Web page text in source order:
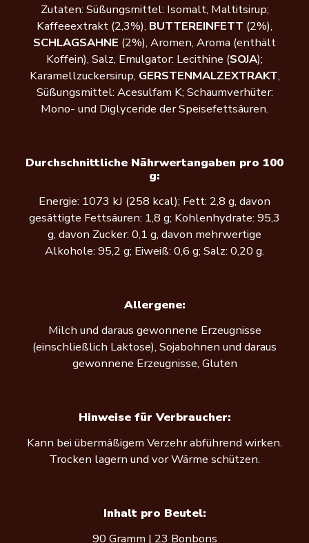
Zutaten: Süßungsmittel: Isomalt, Maltitsirup;
Kaffeeextrakt (2,3%), BUTTEREINFETT (2%),
SCHLAGSAHNE (2%), Aromen, Aroma (enthält
Koffein), Salz, Emulgator: Lecithine (SOJA);
Karamellzuckersirup, GERSTENMALZEXTRAKT,
Süßungsmittel: Acesulfam K; Schaumverhüter:
Mono- und Diglyceride der Speisefettsäuren.
Durchschnittliche Nährwertangaben pro 100
g:
Energie: 1073 kJ (258 kcal); Fett: 2,8 g, davon
gesättigte Fettsäuren: 1,8 g; Kohlenhydrate: 95,3
g, davon Zucker: 0,1 g, davon mehrwertige
Alkohole: 95,2 g; Eiweiß: 0,6 g; Salz: 0,20 g.
Allergene:
Milch und daraus gewonnene Erzeugnisse
(einschließlich Laktose), Sojabohnen und daraus
gewonnene Erzeugnisse, Gluten
Hinweise für Verbraucher:
Kann bei übermäßigem Verzehr abführend wirken.
Trocken lagern und vor Wärme schützen.
Inhalt pro Beutel:
90 Gramm | 23 Bonbons